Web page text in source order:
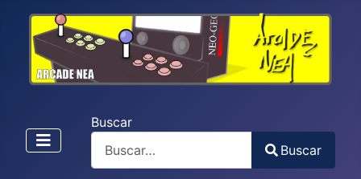
Buscar
Buscar